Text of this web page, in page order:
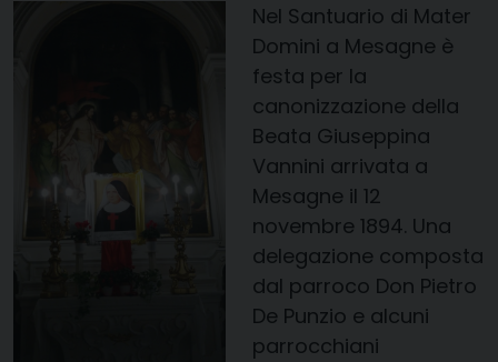
Nel Santuario di Mater
Domini a Mesagne è
festa per la
canonizzazione della
Beata Giuseppina
Vannini arrivata a
Mesagne il 12
novembre 1894. Una
delegazione composta
dal parroco Don Pietro
De Punzio e alcuni
parrocchiani